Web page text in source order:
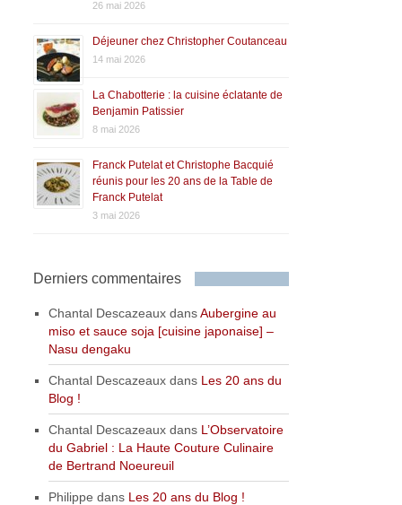
26 mai 2026
Déjeuner chez Christopher Coutanceau
14 mai 2026
La Chabotterie : la cuisine éclatante de
Benjamin Patissier
8 mai 2026
Franck Putelat et Christophe Bacquié
réunis pour les 20 ans de la Table de
Franck Putelat
3 mai 2026
Derniers commentaires
Chantal Descazeaux dansAubergine au
miso et sauce soja [cuisine japonaise] –
Nasu dengaku
Chantal Descazeaux dans Les 20 ans du
Blog !
Chantal Descazeaux dans L’Observatoire
du Gabriel : La Haute Couture Culinaire
de Bertrand Noeureuil
Philippe dans Les 20 ans du Blog !